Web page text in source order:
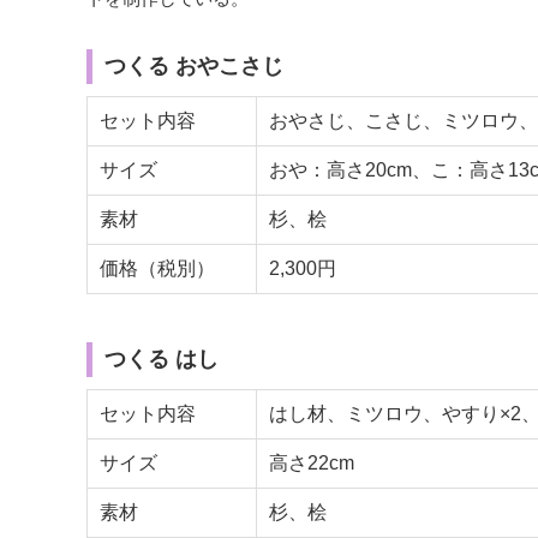
つくる おやこさじ
セット内容 おやさじ、こさじ、ミツロウ
サイズ おや：高さ20cm、こ：高さ
素材 杉、桧
価格（税別） 2,300円
つくる はし
セット内容 はし材、ミツロウ、やすり×2
サイズ 高さ22cm
素材 杉、桧